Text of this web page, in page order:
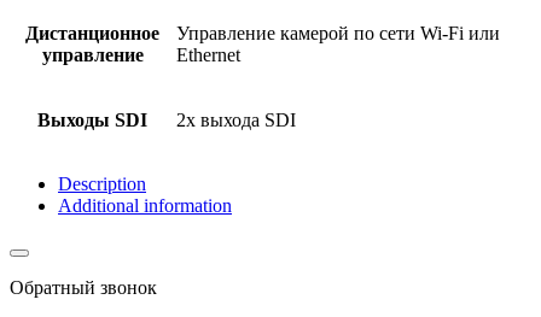
Дистанционное
управление
Управление камерой по сети Wi-Fi или
Ethernet
Выходы SDI 2x выхода SDI
Description
Additional information
Обратный звонок